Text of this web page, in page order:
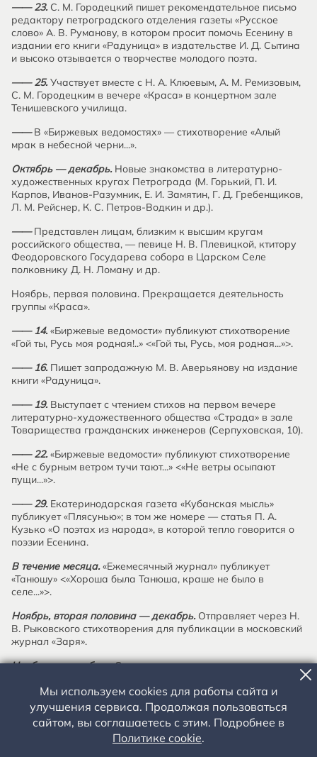
—— 23.С. М. Городецкий пишет рекомендательное письмо
редактору петроградского отделения газеты «Русское
слово» А. В. Руманову, в котором просит помочь Есенину в
издании его книги «Радуница» в издательстве И. Д. Сытина
и высоко отзывается о творчестве молодого поэта.
—— 25.Участвует вместе с Н. А. Клюевым, А. М. Ремизовым,
С. М. Городецким в вечере «Краса» в концертном зале
Тенишевского училища.
——В «Биржевых ведомостях» — стихотворение «Алый
мрак в небесной черни...».
Октябрь — декабрь.Новые знакомства в литературно-
художественных кругах Петрограда (М. Горький, П. И.
Карпов, Иванов-Разумник, Е. И. Замятин, Г. Д. Гребенщиков,
Л. М. Рейснер, К. С. Петров-Водкин и др.).
——Представлен лицам, близким к высшим кругам
российского общества, — певице Н. В. Плевицкой, ктитору
Феодоровского Государева собора в Царском Селе
полковнику Д. Н. Ломану и др.
Ноябрь, первая половина. Прекращается деятельность
группы «Краса».
—— 14.«Биржевые ведомости» публикуют стихотворение
«Гой ты, Русь моя родная!..» <«Гой ты, Русь, моя родная...»>.
—— 16.Пишет запродажную М. В. Аверьянову на издание
книги «Радуница».
—— 19.Выступает с чтением стихов на первом вечере
литературно-художественного общества «Страда» в зале
Товарищества гражданских инженеров (Серпуховская, 10).
—— 22.«Биржевые ведомости» публикуют стихотворение
«Не с бурным ветром тучи тают...» <«Не ветры осыпают
пущи...»>.
—— 29.Екатеринодарская газета «Кубанская мысль»
публикует «Плясунью»; в том же номере — статья П. А.
Кузько «О поэтах из народа», в которой тепло говорится о
поэзии Есенина.
В течение месяца.«Ежемесячный журнал» публикует
«Танюшу» <«Хороша была Танюша, краше не было в
селе...»>.
Ноябрь, вторая половина — декабрь.Отправляет через Н.
В. Рыковского стихотворения для публикации в московский
журнал «Заря».
Ноябрь — декабрь.«Северные записки» в рекламном
Есенина в числе участников журнала.
Декабрь, 6.В петроградских газетах «Речь» и «День» А. М.
Ремизов публикует в своей обработке сказки «Каленые
червонцы», «Николин умолот», «Свеча воровская»,
Мы используем cookies для работы сайта и
улучшения сервиса. Продолжая пользоваться
сайтом, вы соглашаетесь с этим. Подробнее в
Политике cookie.